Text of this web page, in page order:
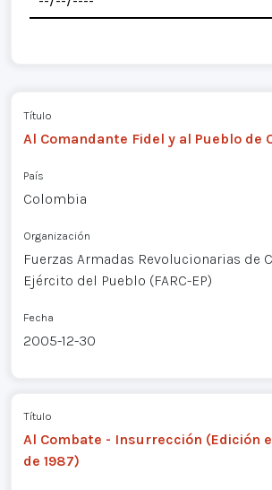
Título
Al Comandante Fidel y al Pueblo de
País
Colombia
Organización
Fuerzas Armadas Revolucionarias de
Ejército del Pueblo (FARC-EP)
Fecha
2005-12-30
Título
Al Combate - Insurrección (Edición
de 1987)